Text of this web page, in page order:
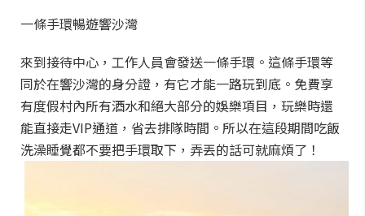
一條手環暢遊響沙灣
來到接待中心，工作人員會發送一條手環。這條手環等
同於在響沙灣的身分證，有它才能一路玩到底。免費享
有度假村內所有酒水和絕大部分的娛樂項目，玩樂時還
能直接走VIP通道，省去排隊時間。所以在這段期間吃飯
洗澡睡覺都不要把手環取下，弄丟的話可就麻煩了！